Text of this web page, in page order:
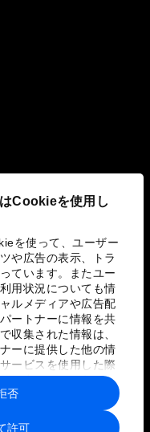
Cookieを使用し
を使って、ユーザー
や広告の表示、トラ
ています。またユー
用状況についても情
ルメディアや広告配
ートナーに情報を共
収集された情報は、
ーに提供した他の情
ービスを使用した際
み合わされ、各パー
れることがありま
許可
否
利用規約